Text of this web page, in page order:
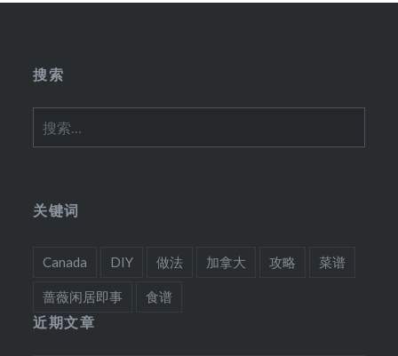
搜索
索：
关键词
Canada DIY 做法 加拿大 攻略 菜谱
蔷薇闲居即事 食谱
近期文章